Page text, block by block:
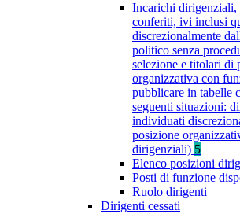
Incarichi dirigenziali,
conferiti, ivi inclusi
discrezionalmente
politico senza
selezione e titolari di
organizzativa con
pubblicare in tabelle
seguenti situazioni:
individuati
posizione
dirigenziali) 5
Elenco posizioni
Posti di funzione
Ruolo dirigenti
Dirigenti cessati